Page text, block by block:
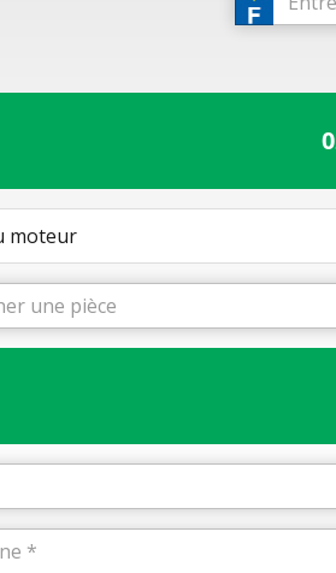
moteur